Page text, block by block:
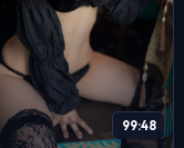
99:48